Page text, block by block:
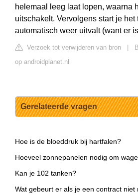
helemaal leeg laat lopen, waarna
uitschakelt. Vervolgens start je het
automatisch weer uitvalt (want er
Verzoek tot verwijderen van bron
op androidplanet.nl
Gerelateerde vragen
Hoe is de bloeddruk bij hartfalen?
Hoeveel zonnepanelen nodig om
Kan je 102 tanken?
Wat gebeurt er als je een contract niet